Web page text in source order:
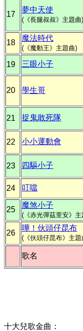
17
夢中天使
(《長腿叔叔》主題曲)
18
魔法時代
(《魔動王》主題曲)
19 三眼小子
20 學生哥
21 捉鬼敢死隊
22 小小運動會
23 四驅小子
24 叮噹
25
魔煞小子
(《赤光彈茲里安》主
26
嘩！伙頭仔昆布
(《伙頭仔昆布》主題
歌名
十大兒歌金曲：